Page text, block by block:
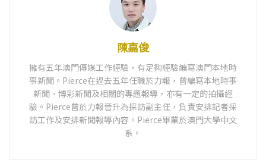
陳嘉俊
擁有五年澳門傳媒工作經驗，有足夠經驗編寫澳門本地時
事新聞。Pierce在過去五年任職於力報，曾編寫本地時事
新聞、博彩新聞及相關的專題報導，亦有一定的拍攝經
驗。Pierce曾於力報晉升為採訪副主任，負責安排記者採
訪工作及安排新聞報導內容。Pierce畢業於澳門大學中文
系。